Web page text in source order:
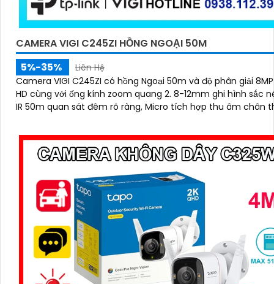
CAMERA VIGI C245ZI HỒNG NGOẠI 50M
5%-35%
Liên Hệ
Camera VIGI C245ZI có hồng Ngoại 50m và độ phân giải
HD cùng với ống kính zoom quang 2. 8-12mm ghi hình sắc nét.
IR 50m quan sát đêm rõ ràng, Micro tích hợp thu âm chân